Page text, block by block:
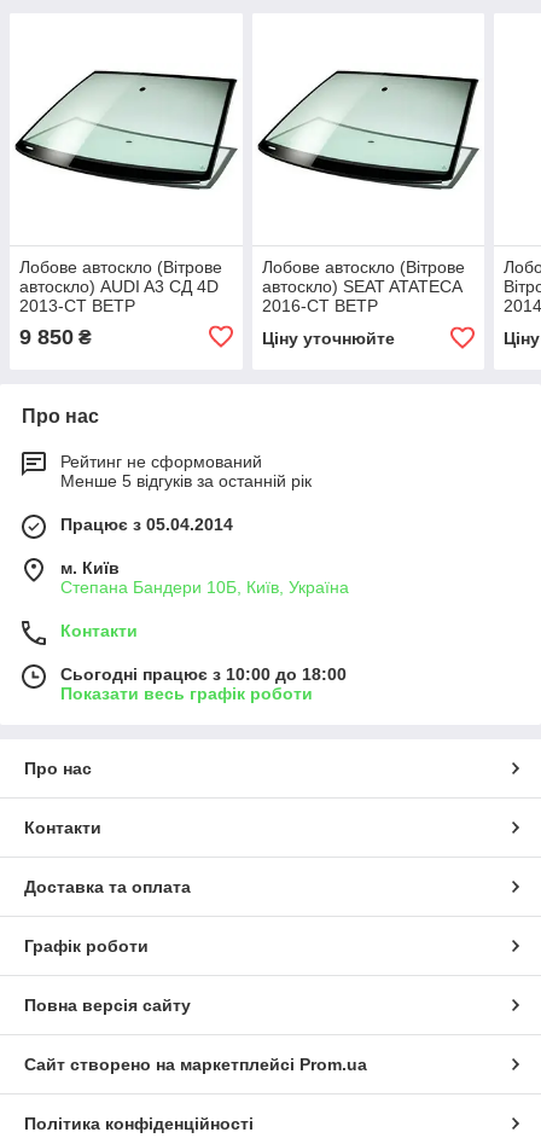
Лобове автоскло (Вітрове
автоскло) AUDI A3 СД 4D
2013-СТ ВЕТР
ЗЛСР+АКУСТ+КАМ+Д+VIN+ІНК
9 850 ₴
Лобове автоскло (Вітрове
автоскло) SEAT ATATECA
2016-СТ ВЕТР
Ціну уточнюйте
Про нас
Рейтинг не сформований
Менше 5 відгуків за останній рік
Працює з 05.04.2014
м. Київ
Степана Бандери 10Б, Київ, Україна
Контакти
Сьогодні працює з 10:00 до 18:00
Показати весь графік роботи
Про нас
Контакти
Доставка та оплата
Графік роботи
Повна версія сайту
Сайт створено на маркетплейсі Prom.ua
Політика конфіденційності